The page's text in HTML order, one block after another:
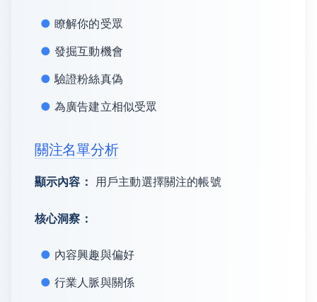
瞭解你的受眾
發掘互動機會
驗證粉絲真偽
為廣告建立相似受眾
關注名單分析
顯示內容： 用戶主動選擇關注的帳號
核心洞察：
內容興趣與偏好
行業人脈與關係